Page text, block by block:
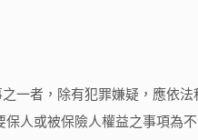
一者，除有犯罪嫌疑，應依
保人或被保險人權益之事項為